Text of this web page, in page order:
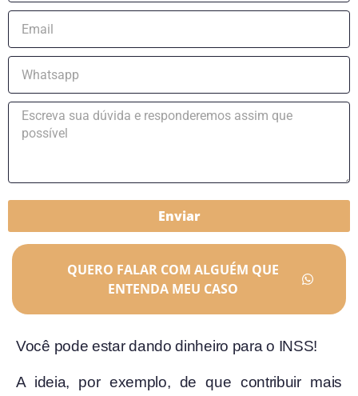
Enviar
QUERO FALAR COM ALGUÉM QUE
ENTENDA MEU CASO
Você pode estar dando dinheiro para o INSS!
A ideia, por exemplo, de que contribuir mais